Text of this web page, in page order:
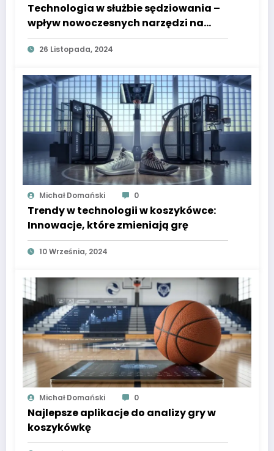
Technologia w służbie sędziowania –
wpływ nowoczesnych narzędzi na
decyzje arbitrów
26 Listopada, 2024
Michał Domański 0
Trendy w technologii w koszykówce:
Innowacje, które zmieniają grę
10 Września, 2024
Michał Domański 0
Najlepsze aplikacje do analizy gry w
koszykówkę